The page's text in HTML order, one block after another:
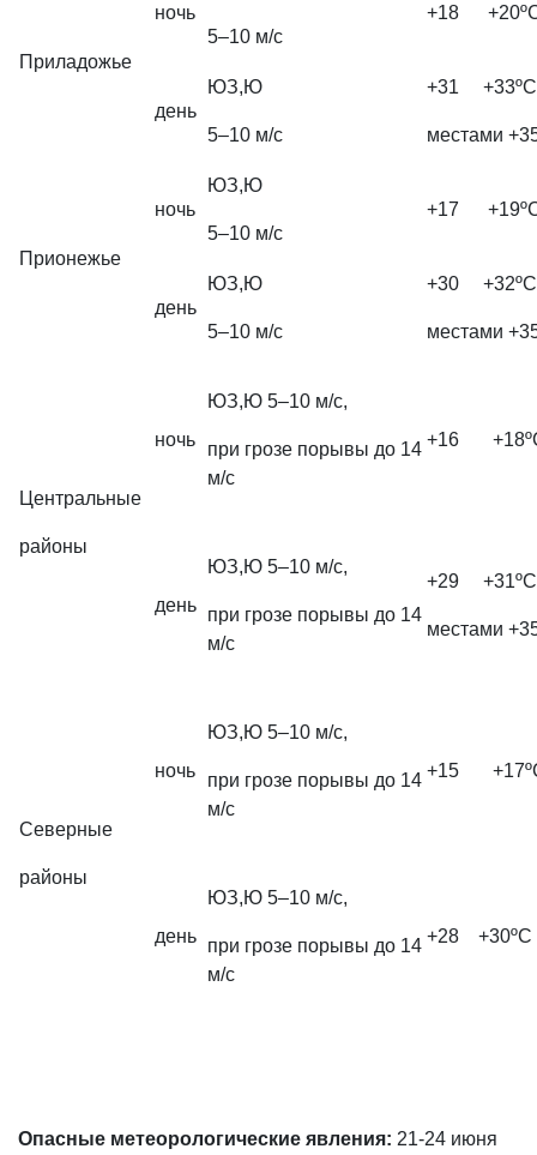
Приладожье
ночь
5–10 м/с
+18
день
ЮЗ,Ю
5–10 м/с
+31
местами
Прионежье
ночь
ЮЗ,Ю
5–10 м/с
+17
день
ЮЗ,Ю
5–10 м/с
+30
местами
Центральные
районы
ночь
ЮЗ,Ю 5–10 м/с,
при грозе порывы до 14
м/с
+16
день
ЮЗ,Ю 5–10 м/с,
при грозе порывы до 14
м/с
+29
местами
Северные
районы
ночь
ЮЗ,Ю 5–10 м/с,
при грозе порывы до 14
м/с
+15
день
ЮЗ,Ю 5–10 м/с,
при грозе порывы до 14
м/с
+28 +30ºС
Опасные метеорологические явления: 21-24 июня